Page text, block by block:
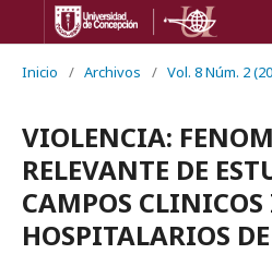
Inicio / Archivos / Vol. 8 Núm. 2
VIOLENCIA:
RELEVANTE DE
CAMPOS
HOSPITALARIOS